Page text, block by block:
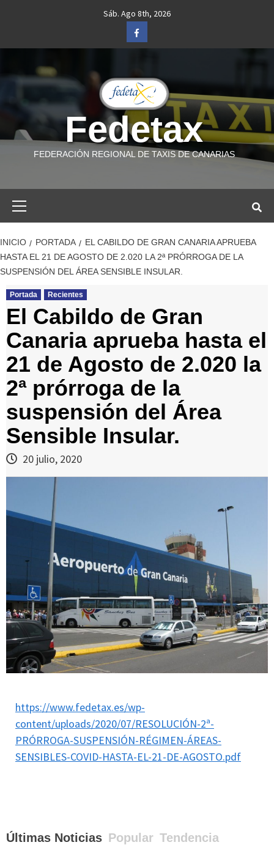
Sáb. Ago 8th, 2026
Facebook
Fedetax
FEDERACIÓN REGIONAL DE TAXIS DE CANARIAS
INICIO PORTADA
EL CABILDO DE GRAN CANARIA APRUEBA
HASTA EL 21 DE AGOSTO DE 2.020 LA 2ª PRÓRROGA DE LA
SUSPENSIÓN DEL ÁREA SENSIBLE INSULAR.
Portada Recientes
El Cabildo de Gran
Canaria aprueba hasta el
21 de Agosto de 2.020 la
2ª prórroga de la
suspensión del Área
Sensible Insular.
20 julio, 2020
https://www.fedetax.es/wp-
content/uploads/2020/07/RESOLUCIÓN-2ª-
PRÓRROGA-SUSPENSIÓN-RÉGIMEN-ÁREAS-
SENSIBLES-COVID-HASTA-EL-21-DE-AGOSTO.pdf
Últimas Noticias Popular Tendencia